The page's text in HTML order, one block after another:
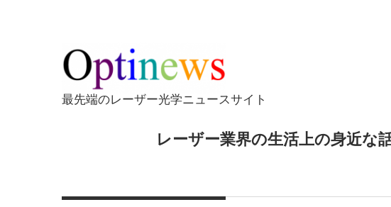
テ
ン
ツ
プ
最先端のレーザー光学ニュースサイト
レーザー業界の生活上の身近